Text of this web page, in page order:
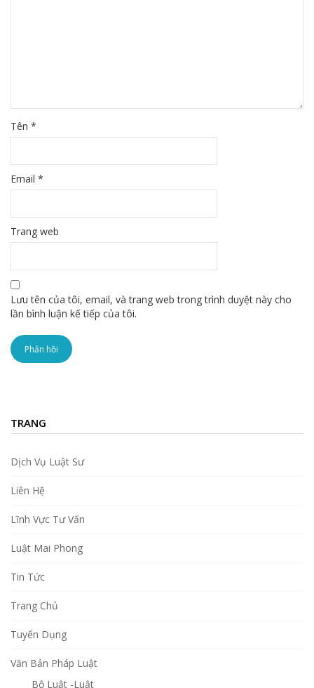
Tên *
Email *
Trang web
Lưu tên của tôi, email, và trang web trong trình duyệt này cho
lần bình luận kế tiếp của tôi.
TRANG
Dịch Vụ Luật Sư
Liên Hệ
Lĩnh Vực Tư Vấn
Luật Mai Phong
Tin Tức
Trang Chủ
Tuyển Dụng
Văn Bản Pháp Luật
Bộ Luật -Luật